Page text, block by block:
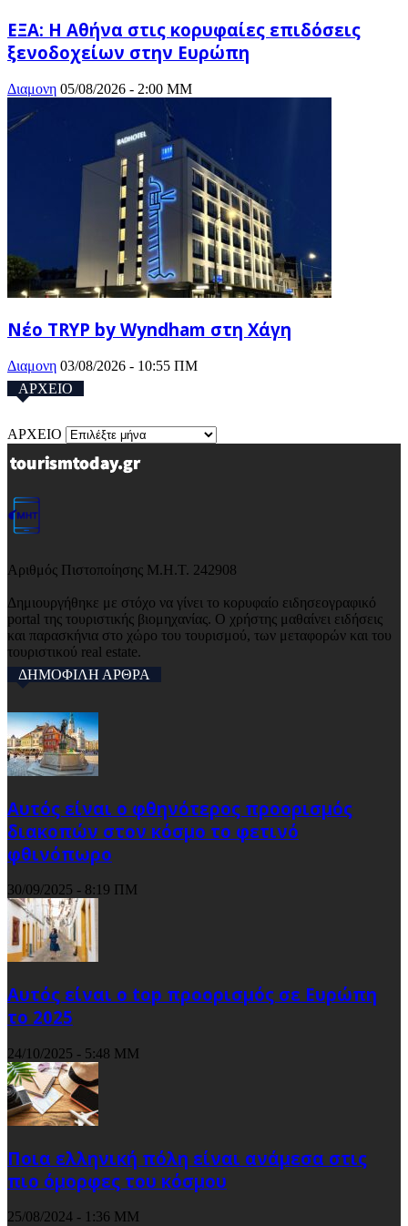
ΕΞΑ: Η Αθήνα στις κορυφαίες επιδόσεις
ξενοδοχείων στην Ευρώπη
Διαμονη 05/08/2026 - 2:00 ΜΜ
Νέο TRYP by Wyndham στη Χάγη
Διαμονη 03/08/2026 - 10:55 ΠΜ
ΑΡΧΕΙΟ
ΑΡΧΕΙΟ
Αριθμός Πιστοποίησης Μ.Η.Τ. 242908
Δημιουργήθηκε με στόχο να γίνει το κορυφαίο ειδησεογραφικό
portal της τουριστικής βιομηχανίας. Ο χρήστης μαθαίνει ειδήσεις
και παρασκήνια στο χώρο του τουρισμού, των μεταφορών και του
τουριστικού real estate.
ΔΗΜΟΦΙΛΗ ΑΡΘΡΑ
Αυτός είναι ο φθηνότερος προορισμός
διακοπών στον κόσμο το φετινό
φθινόπωρο
30/09/2025 - 8:19 ΠΜ
Αυτός είναι ο top προορισμός σε Ευρώπη
το 2025
24/10/2025 - 5:48 ΜΜ
Ποια ελληνική πόλη είναι ανάμεσα στις
πιο όμορφες του κόσμου
25/08/2024 - 1:36 ΜΜ